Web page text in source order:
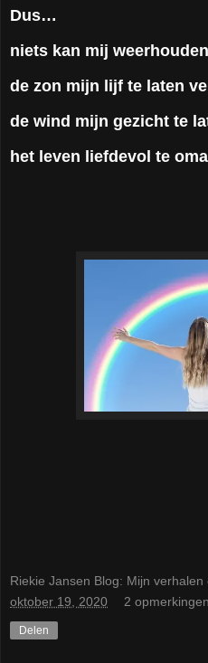
Dus…
niets kan mij weerhouden
de zon mijn lijf te laten
de wind mijn gezicht te
het leven liefdevol te
Riekie Jansen Blog: Mijn verhalen
oktober 19, 2020
2
Delen